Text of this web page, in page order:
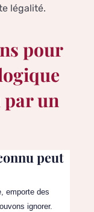
légalité.
pour
par un
peut
emporte des
ignorer.